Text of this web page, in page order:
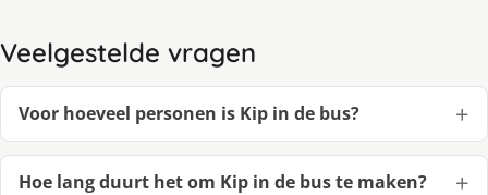
Veelgestelde vragen
Voor hoeveel personen is Kip in de bus?
Hoe lang duurt het om Kip in de bus te maken?